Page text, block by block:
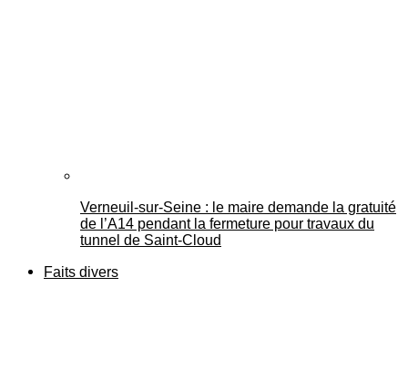
Verneuil-sur-Seine : le maire demande la gratuité
de l’A14 pendant la fermeture pour travaux du
tunnel de Saint-Cloud
Faits divers